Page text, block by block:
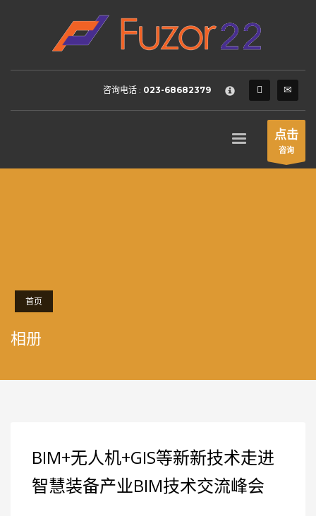
HOW TO SHOP
Login or create new account.
2 Review your order.
FREEshipment
If you still have problems, please let us know, by sending an
SHOWROOM HOURS
咨询电话 : 023-68682379
点击
咨询
首页
相册
BIM+无人机+GIS等新新技术走进
智慧装备产业BIM技术交流峰会